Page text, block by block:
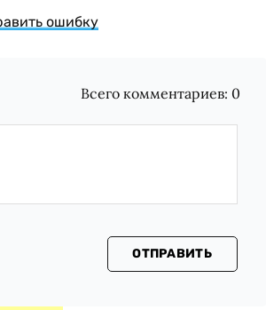
ошибку
Всего комментариев: 0
ОТПРАВИТЬ